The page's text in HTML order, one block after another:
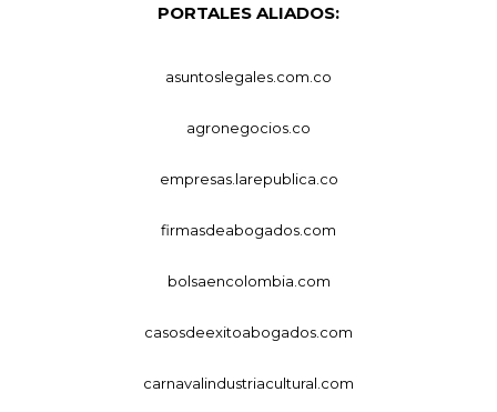
PORTALES ALIADOS:
asuntoslegales.com.co
agronegocios.co
empresas.larepublica.co
firmasdeabogados.com
bolsaencolombia.com
casosdeexitoabogados.com
carnavalindustriacultural.com